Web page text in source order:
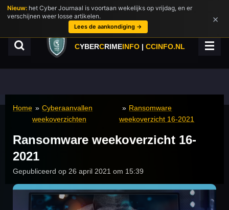
Ga
direct
hoofdinhoud
CYBERCRIMEINFO | CCINFO.NL
Home » Cyberaanvallen
weekoverzichten
» Ransomware
weekoverzicht 16-2021
Ransomware weekoverzicht 16-
2021
Gepubliceerd op 26 april 2021 om 15:39
Nieuw: het Cyber Journaal is voortaan wekelijks op vrijdag, en er
verschijnen weer losse artikelen.
Lees de aankondiging →
×